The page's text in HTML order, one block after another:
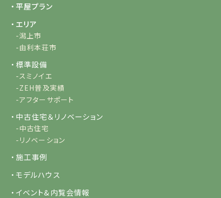
・平屋プラン
・エリア
-潟上市
-由利本荘市
・標準設備
-スミノイエ
-ZEH普及実績
-アフターサポート
・中古住宅＆リノベーション
-中古住宅
-リノベーション
・施工事例
・モデルハウス
・イベント&内覧会情報